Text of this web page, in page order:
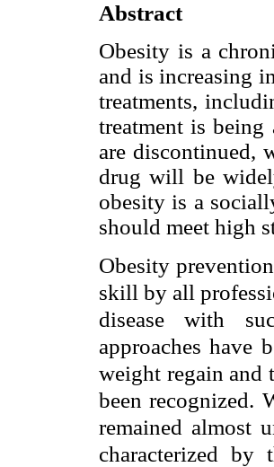
Abstract
Obesity is a
and is increasing
treatments,
treatment is
are discontinued,
drug will be
obesity is a
should meet high
Obesity
skill by all
disease with
approaches have
weight regain and
been recognized.
remained almost
characterized by